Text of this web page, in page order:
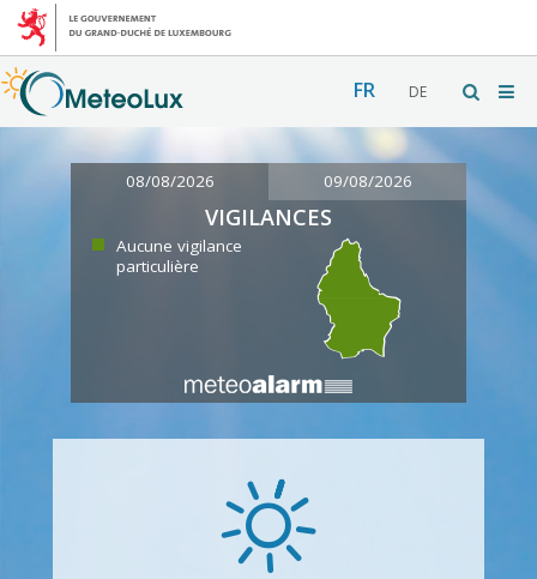
FR DE
08/08/2026 09/08/2026
VIGILANCES
Aucune vigilance
particulière